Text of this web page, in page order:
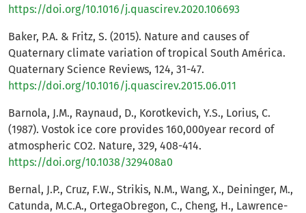
https://doi.org/10.1016/j.quascirev.2020.106693
Baker, P.A. & Fritz, S. (2015). Nature and causes of
Quaternary climate variation of tropical South América.
Quaternary Science Reviews, 124, 31-47.
https://doi.org/10.1016/j.quascirev.2015.06.011
Barnola, J.M., Raynaud, D., Korotkevich, Y.S., Lorius, C.
(1987). Vostok ice core provides 160,000year record of
atmospheric CO2. Nature, 329, 408-414.
https://doi.org/10.1038/329408a0
Bernal, J.P., Cruz, F.W., Strikis, N.M., Wang, X., Deininger, M.,
Catunda, M.C.A., OrtegaObregon, C., Cheng, H., Lawrence-